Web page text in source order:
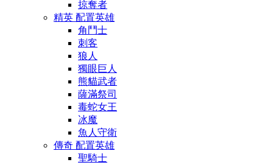
掠奪者
精英 配置英雄
角鬥士
刺客
狼人
獨眼巨人
熊貓武者
薩滿祭司
毒蛇女王
冰魔
魚人守衛
傳奇 配置英雄
聖騎士